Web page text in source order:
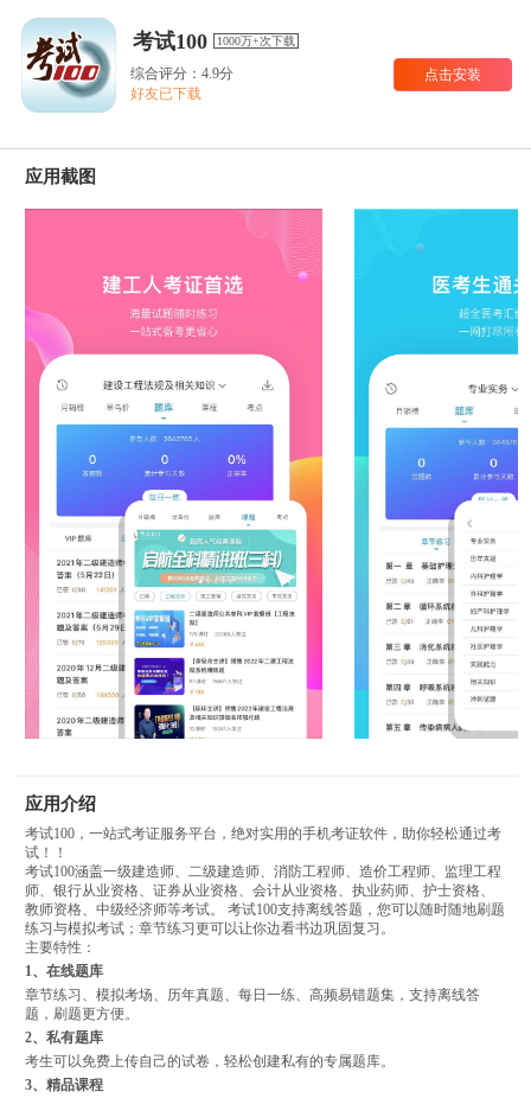
考试100 1000万+次下载
综合评分：4.9分
好友已下载
点击安装
应用截图
应用介绍
考试100，一站式考证服务平台，绝对实用的手机考证软件，助你轻松通过考
试！！
考试100涵盖一级建造师、二级建造师、消防工程师、造价工程师、监理工程
师、银行从业资格、证券从业资格、会计从业资格、执业药师、护士资格、
教师资格、中级经济师等考试。 考试100支持离线答题，您可以随时随地刷题
练习与模拟考试；章节练习更可以让你边看书边巩固复习。
主要特性：
1、在线题库
章节练习、模拟考场、历年真题、每日一练、高频易错题集，支持离线答
题，刷题更方便。
2、私有题库
考生可以免费上传自己的试卷，轻松创建私有的专属题库。
3、精品课程